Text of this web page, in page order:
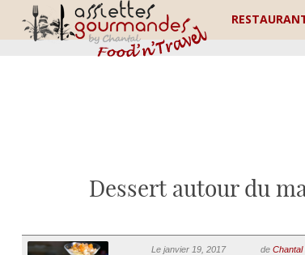
Dessert autour du
Le janvier 19, 2017 de Chantal